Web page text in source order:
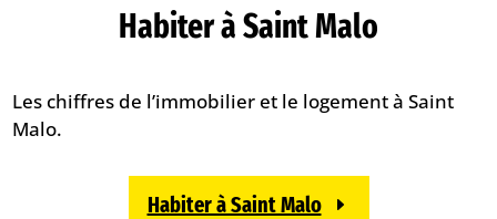
Habiter à Saint Malo
Les chiffres de l’immobilier et le logement à Saint
Malo.
Habiter à Saint Malo